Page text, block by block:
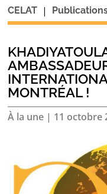
CELAT |
MONTRÉAL !
À la une | 11 octobre